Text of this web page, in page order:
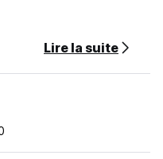
la cardamome, sucre,
équipée
l'arrivée. En cas
la première nuit de
Lire la suite